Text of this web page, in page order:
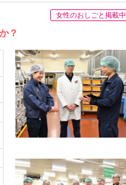
女性のおしごと掲載中
？